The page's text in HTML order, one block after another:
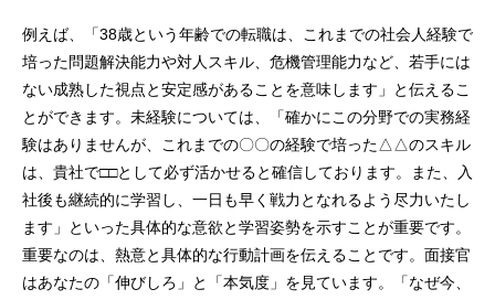
例えば、「38歳という年齢での転職は、これまでの社会人経験で
培った問題解決能力や対人スキル、危機管理能力など、若手には
ない成熟した視点と安定感があることを意味します」と伝えるこ
とができます。未経験については、「確かにこの分野での実務経
験はありませんが、これまでの〇〇の経験で培った△△のスキル
は、貴社で□□として必ず活かせると確信しております。また、入
社後も継続的に学習し、一日も早く戦力となれるよう尽力いたし
ます」といった具体的な意欲と学習姿勢を示すことが重要です。
重要なのは、熱意と具体的な行動計画を伝えることです。面接官
はあなたの「伸びしろ」と「本気度」を見ています。「なぜ今、